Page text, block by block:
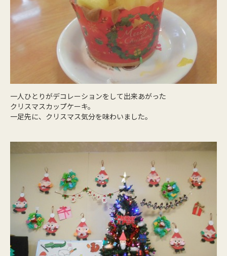
一人ひとりがデコレーションをして出来あがった
クリスマスカップケーキ。
一足先に、クリスマス気分を味わいました。